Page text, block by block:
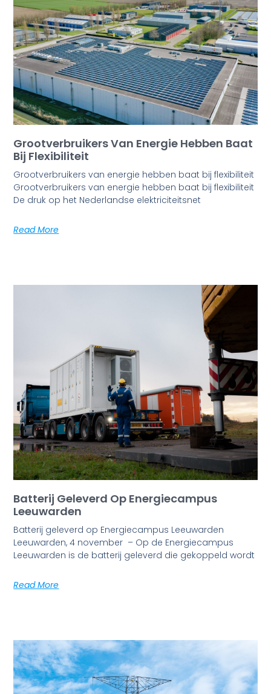
Grootverbruikers Van Energie Hebben Baat
Bij Flexibiliteit
Grootverbruikers van energie hebben baat bij flexibiliteit
Grootverbruikers van energie hebben baat bij flexibiliteit
De druk op het Nederlandse elektriciteitsnet
Read More
Batterij Geleverd Op Energiecampus
Leeuwarden
Batterij geleverd op Energiecampus Leeuwarden
Leeuwarden, 4 november – Op de Energiecampus
Leeuwarden is de batterij geleverd die gekoppeld wordt
Read More